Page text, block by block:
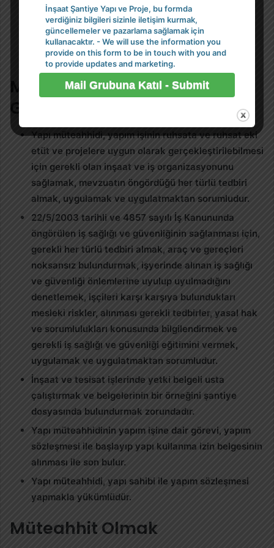
Müdürlüğümüz Yapı Müteahhitliği Başvuru
bölümünde incelenmesinden sonra alınacak
referans numarası ile Çevre ve Şehircilik Bakanlığı
Döner Sermaye hesabına 2.000 TL yatırılacaktır.]
Müteahhit Sorumluluğu ve
Yapı müteahhidi, yapım işinin ruhsata ve ruhsat eki
etüt ve projelere uygun olarak gerçekleştirilebilmesi
için gerekli olan inşaat ve iş organizasyonunu
sağlamak, mevzuatın öngördüğü her türlü tedbiri
almak, uygulamak ve uygulatmaktan sorumludur.
22/5/2003 tarihli ve 4857 sayılı İş Kanununda
öngörülen iş sağlığı ve güvenliğinin sağlanması için,
gerekli her türlü tedbiri almak, araç ve gereçleri
noksansız bulundurmak, işyerinde alınan iş sağlığı
ve güvenliği önlemlerine uyulup uyulmadığını
denetlemek, işçileri karşı karşıya bulundukları
mesleki riskler, alınması gerekli tedbirler, yasal hak
ve sorumlulukları konusunda bilgilendirmek ve
gerekli iş sağlığı ve güvenliği eğitimini vermek,
uygulamak ve uygulatmaktan sorumludur.
İnşaat ve tesisat işlerinde yetki belgeli usta
çalıştırmak ve belgelerinin bir örneğini şantiye
dosyasında bulundurmak zorundadır.
Yapı müteahhidinin yapım işine dair görevi, yapım
sözleşmesi ile başlayıp yapı kullanma izin belgesinin
alınması ile son bulur.
Yapı müteahhidi, yapı sahibi ile yapım sözleşmesi
yapmakla yükümlüdür.
Müteahhit Olmak
İnşaat Şantiye Yapı ve Proje, bu formda
verdiğiniz bilgileri sizinle iletişim kurmak,
güncellemeler ve pazarlama sağlamak için
kullanacaktır. - We will use the information you
provide on this form to be in touch with you and
to provide updates and marketing.